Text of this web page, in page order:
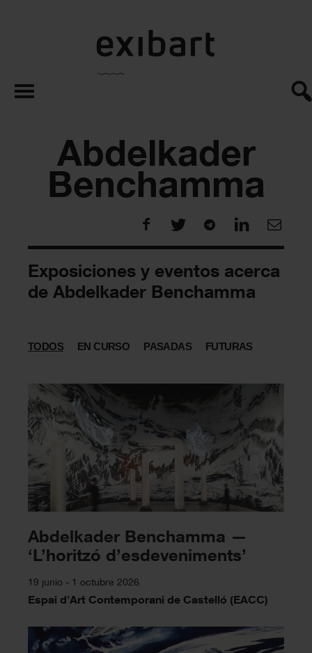
exibart.es
Abdelkader
Benchamma
Exposiciones y eventos acerca
de Abdelkader Benchamma
TODOS EN CURSO PASADAS FUTURAS
Abdelkader Benchamma —
‘L’horitzó d’esdeveniments’
19 junio - 1 octubre 2026
Espai d’Art Contemporani de Castelló (EACC)